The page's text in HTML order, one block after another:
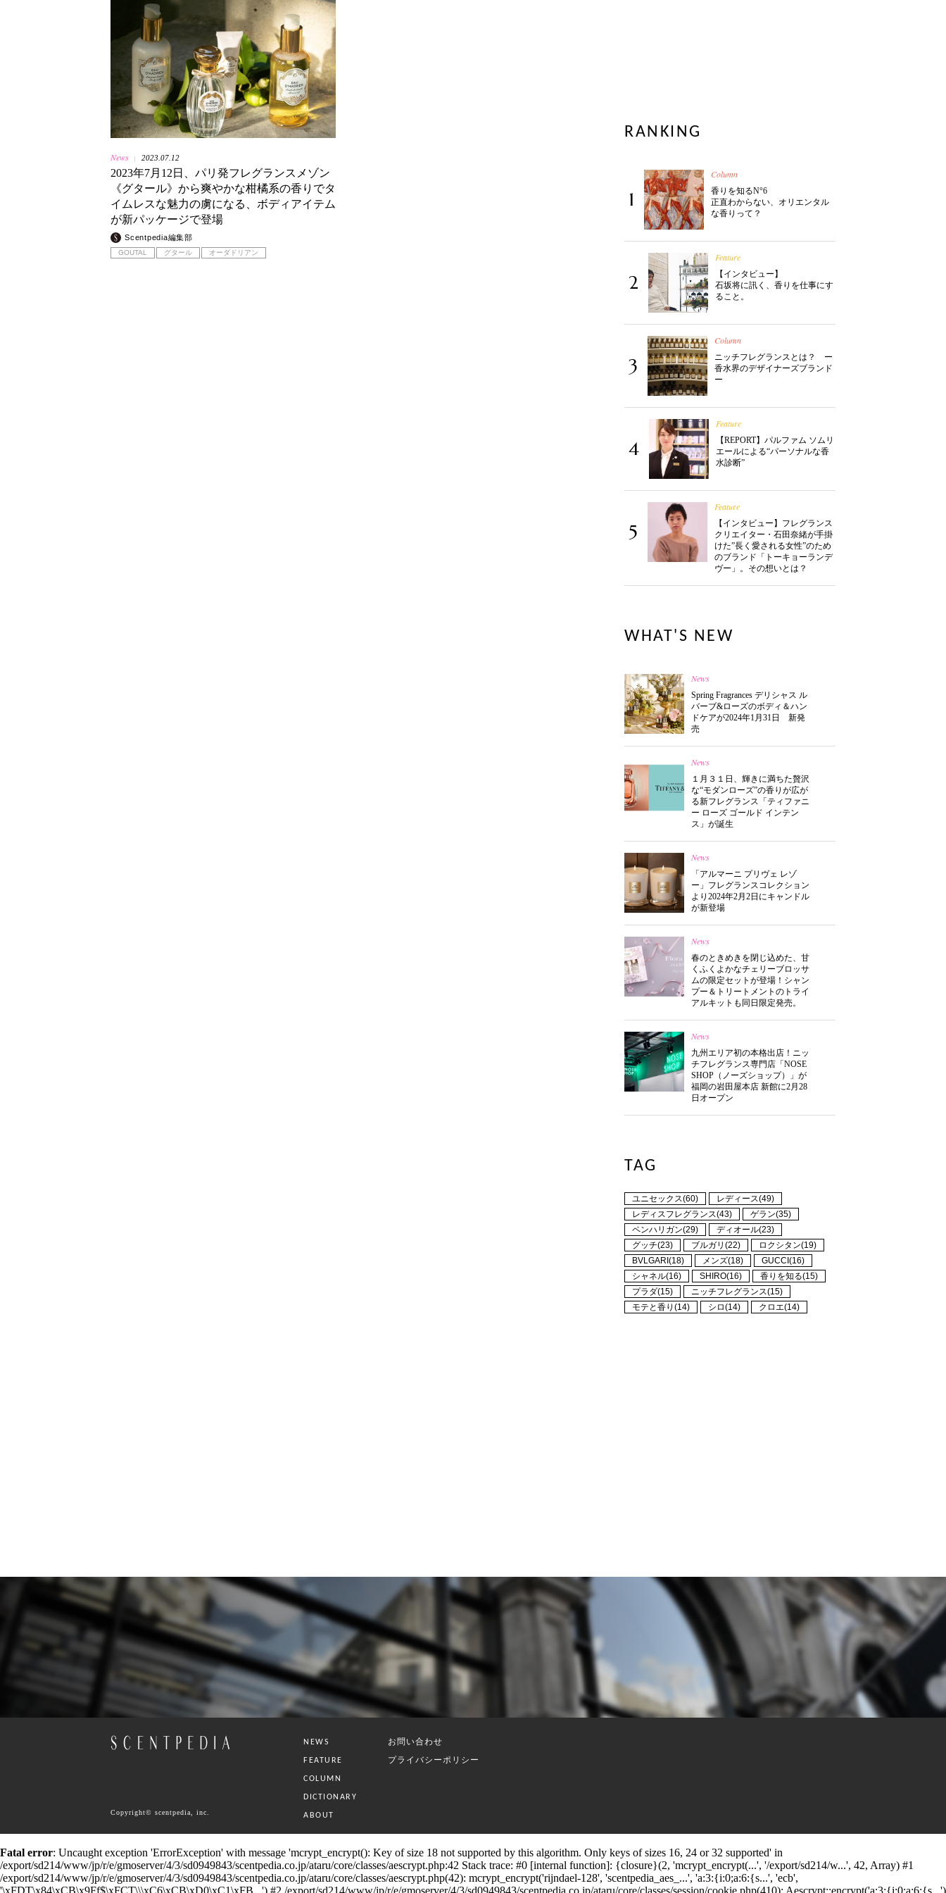
News 2023.07.12
2023年7月12日、パリ発フレグランスメゾン
《グタール》から爽やかな柑橘系の香りでタ
イムレスな魅力の虜になる、ボディアイテム
が新パッケージで登場
Scentpedia編集部
GOUTAL グタール オーダドリアン
RANKING
1
Column
香りを知るN°6
正直わからない、オリエンタル
な香りって？
2
Feature
【インタビュー】
石坂将に訊く、香りを仕事にす
ること。
3
Column
ニッチフレグランスとは？ ー
香水界のデザイナーズブランド
ー
4
Feature
【REPORT】パルファム ソムリ
エールによる“パーソナルな香
水診断”
5
Feature
【インタビュー】フレグランス
クリエイター・石田奈緒が手掛
けた”長く愛される女性”のため
のブランド「トーキョーランデ
ヴー」。その想いとは？
WHAT'S NEW
News
Spring Fragrances デリシャス ル
バーブ&ローズのボディ＆ハン
ドケアが2024年1月31日 新発
売
News
１月３１日、輝きに満ちた贅沢
な“モダンローズ”の香りが広が
る新フレグランス「ティファニ
ー ローズ ゴールド インテン
ス」が誕生
News
「アルマーニ プリヴェ レゾ
ー」フレグランスコレクション
より2024年2月2日にキャンドル
が新登場
News
春のときめきを閉じ込めた、甘
くふくよかなチェリーブロッサ
ムの限定セットが登場！シャン
プー＆トリートメントのトライ
アルキットも同日限定発売。
News
九州エリア初の本格出店！ニッ
チフレグランス専門店「NOSE
SHOP（ノーズショップ）」が
福岡の岩田屋本店 新館に2月28
日オープン
TAG
ユニセックス(60)
レディース(49)
レディスフレグランス(43)
ゲラン(35)
ペンハリガン(29)
ディオール(23)
グッチ(23)
ブルガリ(22)
ロクシタン(19)
BVLGARI(18)
メンズ(18)
GUCCI(16)
シャネル(16)
SHIRO(16)
香りを知る(15)
プラダ(15)
ニッチフレグランス(15)
モテと香り(14)
シロ(14) クロエ(14)
NEWS
FEATURE
COLUMN
DICTIONARY
ABOUT
お問い合わせ
プライバシーポリシー
Copyright© scentpedia, inc.
Fatal error: Uncaught exception 'ErrorException' with message 'mcrypt_encrypt(): Key of size 18 not supported by this algorithm. Only keys of sizes 16, 24 or 32 supported' in
/export/sd214/www/jp/r/e/gmoserver/4/3/sd0949843/scentpedia.co.jp/ataru/core/classes/aescrypt.php:42 Stack trace: #0 [internal function]: {closure}(2, 'mcrypt_encrypt(...', '/export/sd214/w...', 42, Array) #1
/export/sd214/www/jp/r/e/gmoserver/4/3/sd0949843/scentpedia.co.jp/ataru/core/classes/aescrypt.php(42): mcrypt_encrypt('rijndael-128', 'scentpedia_aes_...', 'a:3:{i:0;a:6:{s...', 'ecb',
'\xFDT\x84\xCB\x9Ff$\xFCT\\\xC6\xCB\xD0\xC1\xFB...') #2 /export/sd214/www/jp/r/e/gmoserver/4/3/sd0949843/scentpedia.co.jp/ataru/core/classes/session/cookie.php(410): Aescrypt::encrypt('a:3:{i:0;a:6:{s...')